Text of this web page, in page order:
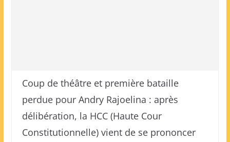
Coup de théâtre et première bataille
perdue pour Andry Rajoelina : après
délibération, la HCC (Haute Cour
Constitutionnelle) vient de se prononcer